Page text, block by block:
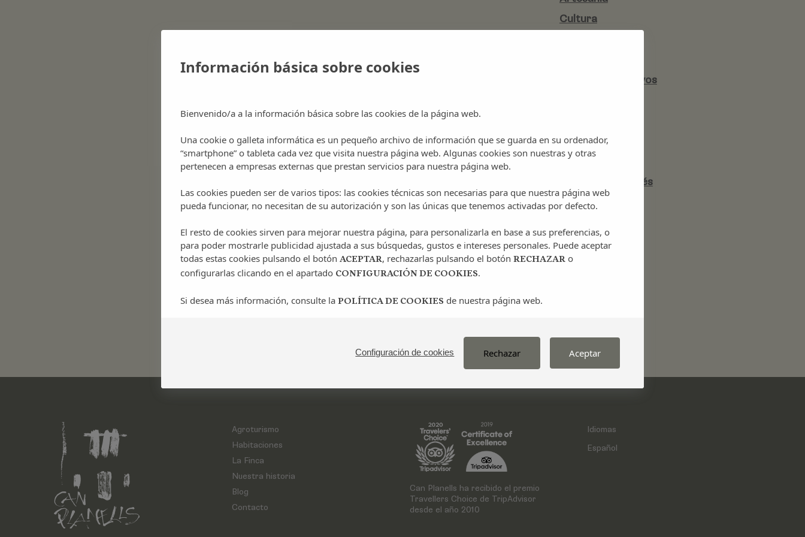
Gastronomía
ibicenca,
único
Situada en el corazón del
mar Mediterráneo, Ibiza
haber recibido…
Cultura
Eventos deportivos
Ibiza
Ibiza rural
Lugares de interés
Mercadillo
Música
Naturaleza
Agroturismo
Habitaciones
La Finca
Nuestra historia
Blog
Contacto
Can Planells ha recibido el premio
Travellers Choice de TripAdvisor
desde el año 2010
Idiomas
Español
Información básica sobre cookies
Bienvenido/a a la información básica sobre las cookies de la página web.
Una cookie o galleta informática es un pequeño archivo de información que se guarda en su ordenador,
“smartphone” o tableta cada vez que visita nuestra página web. Algunas cookies son nuestras y otras
pertenecen a empresas externas que prestan servicios para nuestra página web.
Las cookies pueden ser de varios tipos: las cookies técnicas son necesarias para que nuestra página web
pueda funcionar, no necesitan de su autorización y son las únicas que tenemos activadas por defecto.
El resto de cookies sirven para mejorar nuestra página, para personalizarla en base a sus preferencias, o
para poder mostrarle publicidad ajustada a sus búsquedas, gustos e intereses personales. Puede aceptar
todas estas cookies pulsando el botón ACEPTAR, rechazarlas pulsando el botón RECHAZARo
configurarlas clicando en el apartado CONFIGURACIÓN DE COOKIES.
Si desea más información, consulte la POLÍTICA DE COOKIES de nuestra página web.
Configuración de cookies Rechazar Aceptar